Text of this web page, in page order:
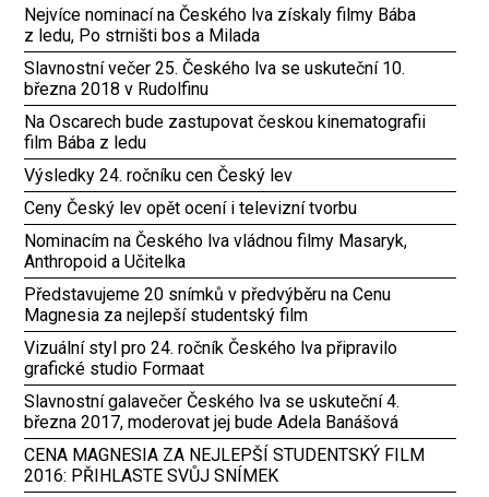
Nejvíce nominací na Českého lva získaly filmy Bába
z ledu, Po strništi bos a Milada
Slavnostní večer 25. Českého lva se uskuteční 10.
března 2018 v Rudolfinu
Na Oscarech bude zastupovat českou kinematografii
film Bába z ledu
Výsledky 24. ročníku cen Český lev
Ceny Český lev opět ocení i televizní tvorbu
Nominacím na Českého lva vládnou filmy Masaryk,
Anthropoid a Učitelka
Představujeme 20 snímků v předvýběru na Cenu
Magnesia za nejlepší studentský film
Vizuální styl pro 24. ročník Českého lva připravilo
grafické studio Formaat
Slavnostní galavečer Českého lva se uskuteční 4.
března 2017, moderovat jej bude Adela Banášová
CENA MAGNESIA ZA NEJLEPŠÍ STUDENTSKÝ FILM
2016: PŘIHLASTE SVŮJ SNÍMEK